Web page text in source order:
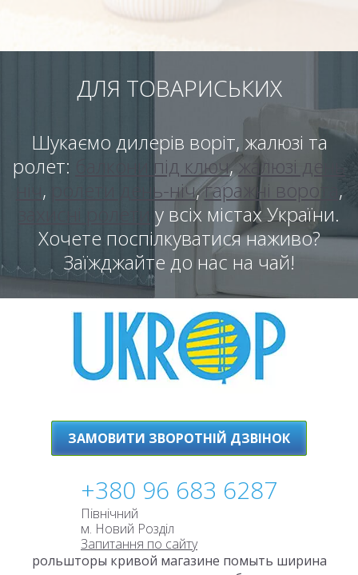
ДЛЯ ТОВАРИСЬКИХ
Шукаємо дилерів воріт, жалюзі та
ролет:
балкони під ключ,жалюзі день
, ролети день-ніч,гаражні ворота ,
у всіх містах України.
Хочете поспілкуватися наживо?
Заїжджайте до нас на чай!
ЗАМОВИТИ ЗВОРОТНІЙ ДЗВІНОК
+380 96 683 6287
Північний
м. Новий Розділ
Запитання по сайту
рольшторы кривой магазине помыть ширина